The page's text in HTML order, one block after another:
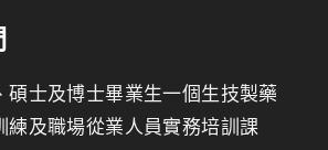
碩士及博士畢業生一個生技製藥
練及職場從業人員實務培訓課